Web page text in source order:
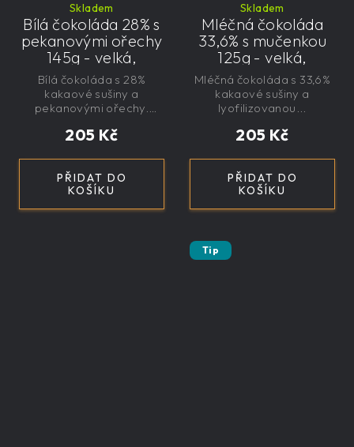
Skladem
Bílá čokoláda 28% s
pekanovými ořechy
145g - velká,
řemeslná,
exkluzivní, dárková
205 Kč
PŘIDAT DO
KOŠÍKU
Bílá čokoláda s 28%
kakaové sušiny a
pekanovými ořechy.
Skladem
Mléčná čokoláda
33,6% s mučenkou
125g - velká,
řemeslná,
exkluzivní, dárková
205 Kč
PŘIDAT DO
KOŠÍKU
Mléčná čokoláda s 33,6%
kakaové sušiny a
lyofilizovanou...
Tip